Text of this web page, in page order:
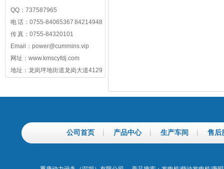
QQ：737587965
电 话：0755-84065367 84214948
传 真：0755-84320101
Email：power@cummins.vip
网址：www.kmscyfdj.com
地址：龙岗坪地街道龙岗大道4129
公司首页 产品中心 生产车间 售后